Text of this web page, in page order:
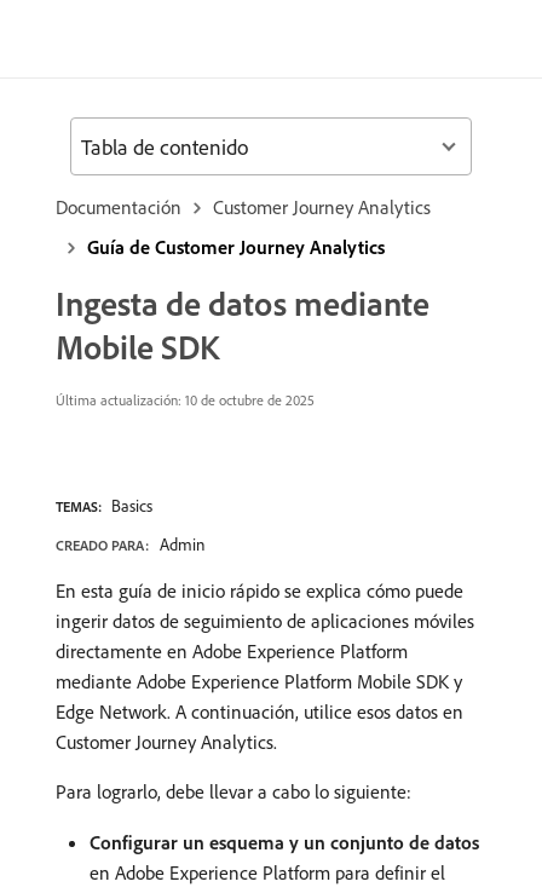
Documentación
Customer Journey Analytics
Guía de Customer Journey Analytics
Ingesta de datos mediante
Mobile SDK
Última actualización: 10 de octubre de 2025
TEMAS: Basics
CREADO PARA: Admin
En esta guía de inicio rápido se explica cómo puede
ingerir datos de seguimiento de aplicaciones móviles
directamente en Adobe Experience Platform
mediante Adobe Experience Platform Mobile SDK y
Edge Network. A continuación, utilice esos datos en
Customer Journey Analytics.
Para lograrlo, debe llevar a cabo lo siguiente:
Configurar un esquema y un conjunto de datos
en Adobe Experience Platform para definir el
Tabla de contenido